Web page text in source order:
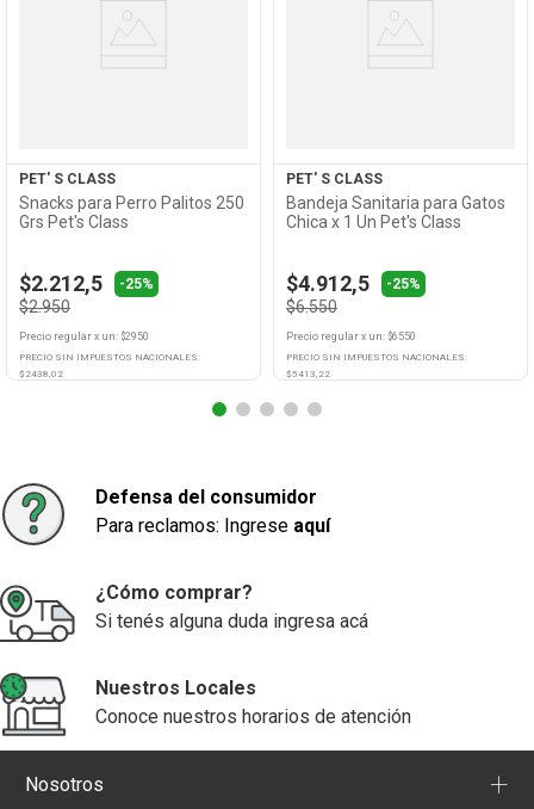
Ver
Producto
PET' S CLASS
Snacks para Perro Palitos 250
Grs Pet's Class
$2.212,5 -25%
$2.950
Precio regular x un: $2950
PRECIO SIN IMPUESTOS NACIONALES:
$ 2438,02
Ver
Producto
PET' S CLASS
Bandeja Sanitaria para Gatos
Chica x 1 Un Pet's Class
$4.912,5 -25%
$6.550
Precio regular x un: $6550
PRECIO SIN IMPUESTOS NACIONALES:
$5413,22
Defensa del consumidor
Para reclamos: Ingrese aquí
¿Cómo comprar?
Si tenés alguna duda ingresa acá
Nuestros Locales
Conoce nuestros horarios de atención
Nosotros +